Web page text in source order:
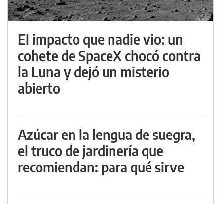
El impacto que nadie vio: un
cohete de SpaceX chocó contra
la Luna y dejó un misterio
abierto
Azúcar en la lengua de suegra,
el truco de jardinería que
recomiendan: para qué sirve